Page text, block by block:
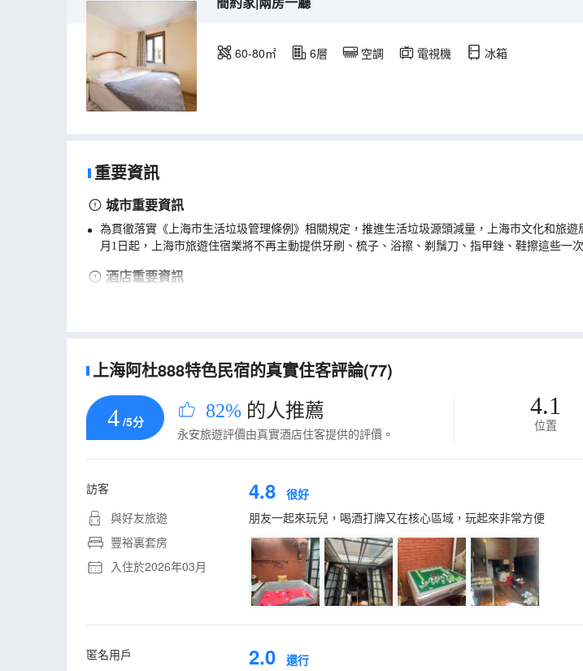
60-80㎡ 6層 空調 電視機 冰箱
重要資訊
城市重要資訊
為貫徹落實《上海市生活垃圾管理條例》相關規定，推進生活垃圾源頭減量，上海市文化和旅
月1日起，上海市旅遊住宿業將不再主動提供牙刷、梳子、浴擦、剃鬚刀、指甲銼、鞋擦這些一
酒店重要資訊
上海阿杜888特色民宿的真實住客評論(77)
4 /5分 82% 的人推薦
永安旅遊評價由真實酒店住客提供的評價。
4.1
位置
訪客
與好友旅遊
豐裕裏套房
入住於2026年03月
4.8 很好
朋友一起來玩兒，喝酒打牌又在核心區域，玩起來非常方便
匿名用戶
2.0 還行